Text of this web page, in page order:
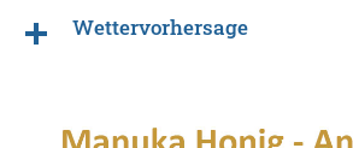
Wettervorhersage